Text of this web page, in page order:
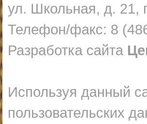
ул. Школьная, д. 21,
Телефон/факс: 8
Разработка сайта
Используя данный
пользовательских